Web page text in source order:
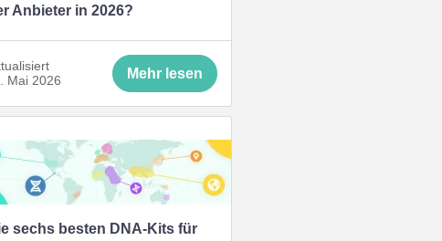
Anbieter in 2026?
Mai 2026
Mehr lesen
sechs besten DNA-Kits für